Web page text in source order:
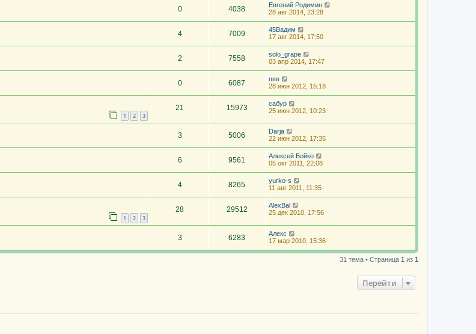
0 4038
Евгений Родимин
28 авг 2014, 23:28
4 7009
45Вадим
17 авг 2014, 17:50
2 7558
solo_grape
03 апр 2014, 17:47
0 6087
пвв
28 июн 2012, 15:18
1 2 3
21 15973
сабур
25 июн 2012, 10:23
3 5006
Darja
22 июн 2012, 17:35
6 9561
Алексей Бойко
05 окт 2011, 22:08
4 8265
yurko-s
11 авг 2011, 11:35
1 2 3
28 29512
AlexBal
25 дек 2010, 17:56
3 6283
Алекс
17 мар 2010, 15:36
31 тема • Страница 1 из 1
Перейти